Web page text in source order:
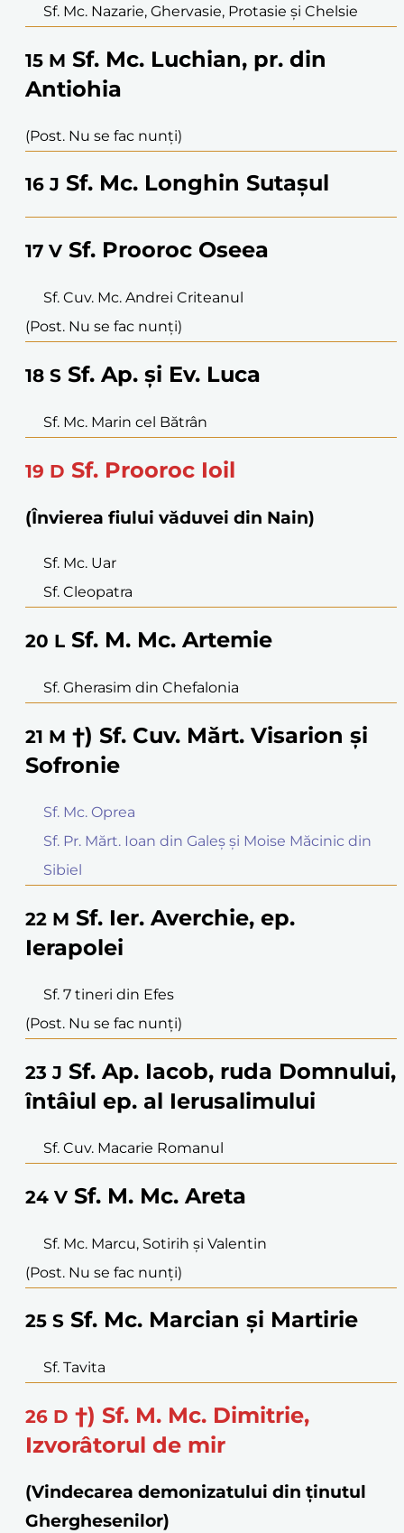
Sf. Mc. Nazarie, Ghervasie, Protasie și Chelsie
15 M Sf. Mc. Luchian, pr. din
Antiohia
(Post. Nu se fac nunți)
16 J Sf. Mc. Longhin Sutașul
17 V Sf. Prooroc Oseea
Sf. Cuv. Mc. Andrei Criteanul
(Post. Nu se fac nunți)
18 S Sf. Ap. și Ev. Luca
Sf. Mc. Marin cel Bătrân
19 D Sf. Prooroc Ioil
(Învierea fiului văduvei din Nain)
Sf. Mc. Uar
Sf. Cleopatra
20 L Sf. M. Mc. Artemie
Sf. Gherasim din Chefalonia
21 M †) Sf. Cuv. Mărt. Visarion și
Sofronie
Sf. Mc. Oprea
Sf. Pr. Mărt. Ioan din Galeș și Moise Măcinic din
Sibiel
22 M Sf. Ier. Averchie, ep.
Ierapolei
Sf. 7 tineri din Efes
(Post. Nu se fac nunți)
23 J Sf. Ap. Iacob, ruda Domnului,
întâiul ep. al Ierusalimului
Sf. Cuv. Macarie Romanul
24 V Sf. M. Mc. Areta
Sf. Mc. Marcu, Sotirih și Valentin
(Post. Nu se fac nunți)
25 S Sf. Mc. Marcian și Martirie
Sf. Tavita
26 D †) Sf. M. Mc. Dimitrie,
Izvorâtorul de mir
(Vindecarea demonizatului din ținutul
Gherghesenilor)